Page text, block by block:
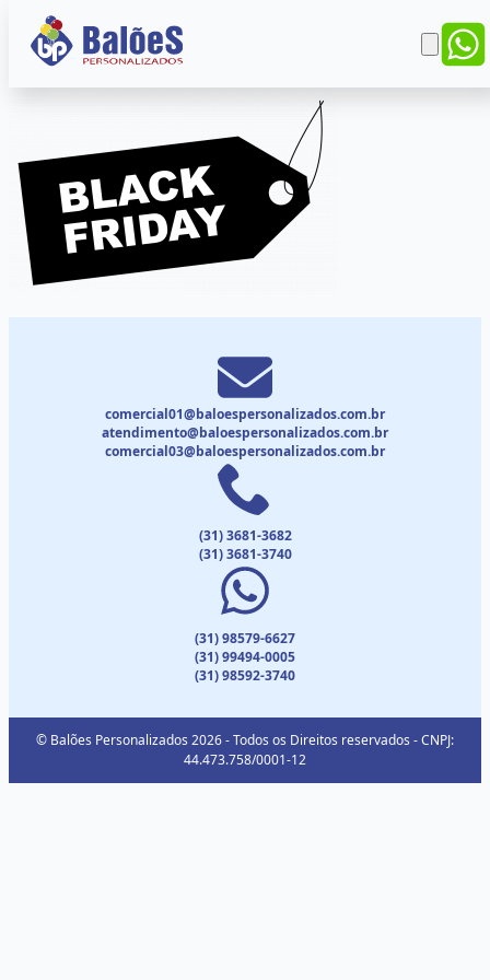
comercial01@baloespersonalizados.com.br
atendimento@baloespersonalizados.com.br
comercial03@baloespersonalizados.com.br
(31) 3681-3682
(31) 3681-3740
(31) 98579-6627
(31) 99494-0005
(31) 98592-3740
© Balões Personalizados 2026 - Todos os Direitos reservados - CNPJ:
44.473.758/0001-12